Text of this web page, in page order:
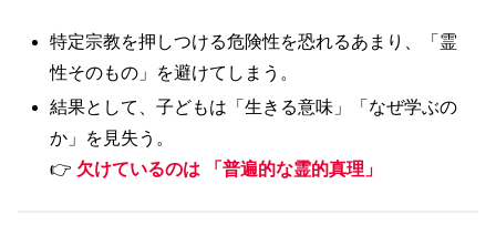
特定宗教を押しつける危険性を恐れるあまり、「霊
性そのもの」を避けてしまう。
結果として、子どもは「生きる意味」「なぜ学ぶの
か」を見失う。
👉 欠けているのは 「普遍的な霊的真理」